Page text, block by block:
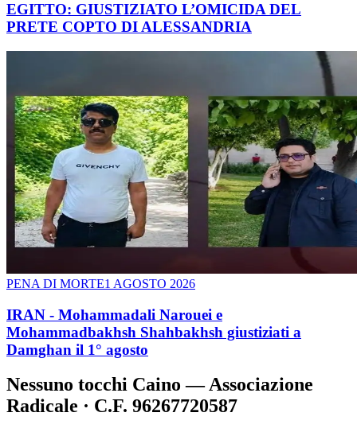
EGITTO: GIUSTIZIATO L’OMICIDA DEL
PRETE COPTO DI ALESSANDRIA
PENA DI MORTE1 AGOSTO 2026
IRAN - Mohammadali Narouei e
Mohammadbakhsh Shahbakhsh giustiziati a
Damghan il 1° agosto
Nessuno tocchi Caino — Associazione
Radicale · C.F. 96267720587